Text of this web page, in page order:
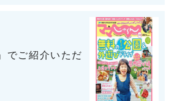
でご紹介いただ